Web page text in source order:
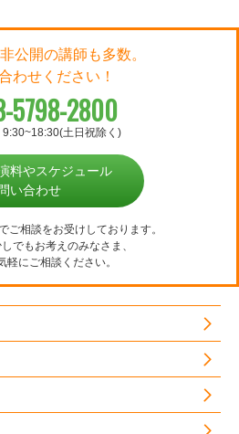
公開の講師も多数。
わせください！
5798-2800
9:30~18:30(土日祝除く)
料やスケジュール
い合わせ
ご相談をお受けしております。
でもお考えのみなさま、
軽にご相談ください。